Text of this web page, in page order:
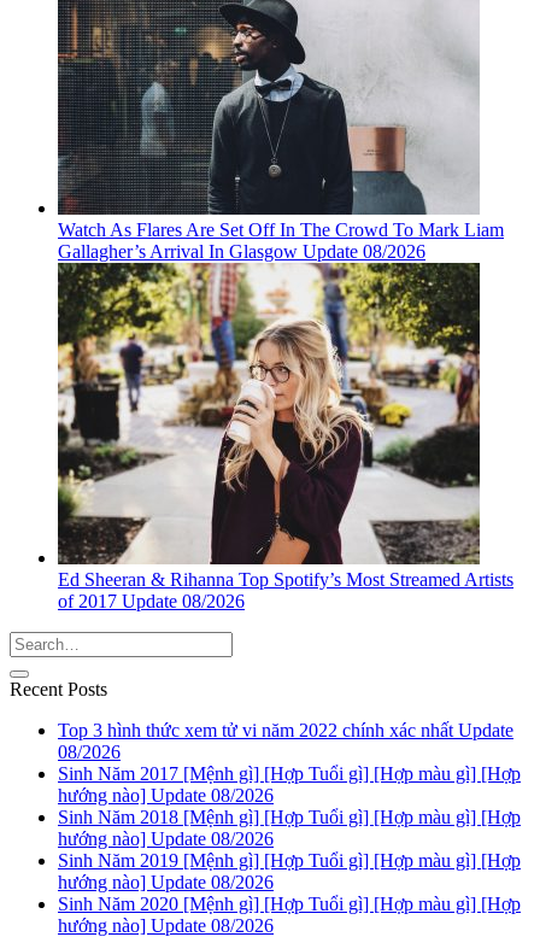
Watch As Flares Are Set Off In The Crowd To Mark Liam
Gallagher’s Arrival In Glasgow Update 08/2026
Ed Sheeran & Rihanna Top Spotify’s Most Streamed Artists
of 2017 Update 08/2026
Recent Posts
Top 3 hình thức xem tử vi năm 2022 chính xác nhất Update
08/2026
Sinh Năm 2017 [Mệnh gì] [Hợp Tuổi gì] [Hợp màu gì] [Hợp
hướng nào] Update 08/2026
Sinh Năm 2018 [Mệnh gì] [Hợp Tuổi gì] [Hợp màu gì] [Hợp
hướng nào] Update 08/2026
Sinh Năm 2019 [Mệnh gì] [Hợp Tuổi gì] [Hợp màu gì] [Hợp
hướng nào] Update 08/2026
Sinh Năm 2020 [Mệnh gì] [Hợp Tuổi gì] [Hợp màu gì] [Hợp
hướng nào] Update 08/2026